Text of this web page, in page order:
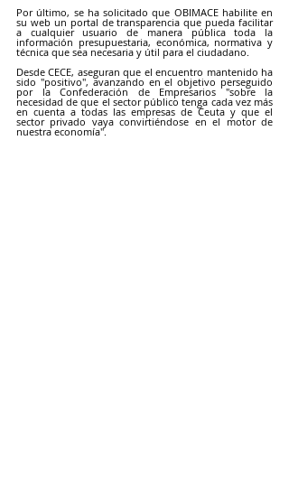
Por último, se ha solicitado que OBIMACE habilite en
su web un portal de transparencia que pueda facilitar
a cualquier usuario de manera pública toda la
información presupuestaria, económica, normativa y
técnica que sea necesaria y útil para el ciudadano.
Desde CECE, aseguran que el encuentro mantenido ha
sido "positivo", avanzando en el objetivo perseguido
por la Confederación de Empresarios "sobre la
necesidad de que el sector público tenga cada vez más
en cuenta a todas las empresas de Ceuta y que el
sector privado vaya convirtiéndose en el motor de
nuestra economía".